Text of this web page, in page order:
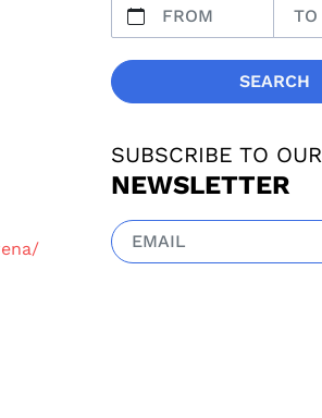
SEARCH
SUBSCRIBE TO OUR
NEWSLETTER